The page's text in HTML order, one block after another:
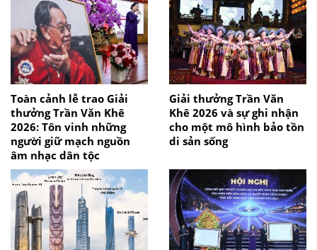
Toàn cảnh lễ trao Giải
thưởng Trần Văn Khê
2026: Tôn vinh những
người giữ mạch nguồn
âm nhạc dân tộc
Giải thưởng Trần Văn
Khê 2026 và sự ghi nhận
cho một mô hình bảo tồn
di sản sống